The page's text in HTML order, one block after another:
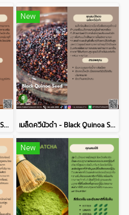
เมล็ดควีนัวแดง - Red Quinoa Seed
New
เมล็ดควีนัวดำ - Black Quinoa Seed
New